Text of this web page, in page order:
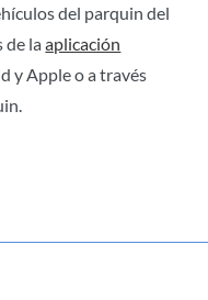
del parquin del
de laaplicación
y Apple o a través